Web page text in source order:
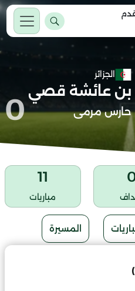
الجزائر
بن عائشة قصي
حارس مرمى 0
11
مباريات
المسيرة